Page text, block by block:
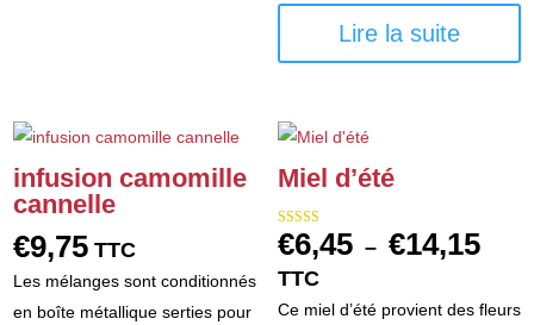
Lire la suite
infusion camomille
cannelle
€9,75 TTC
Les mélanges sont conditionnés
en boîte métallique serties pour
Miel d’été
Note
5.00
€6,45 – €14,15
prix :
TTC
Ce miel d’été provient des fleurs